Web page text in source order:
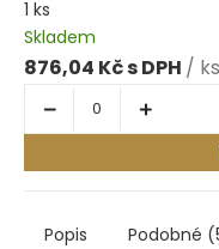
1 ks
Skladem
876,04 Kč / ks
Popis Podobné